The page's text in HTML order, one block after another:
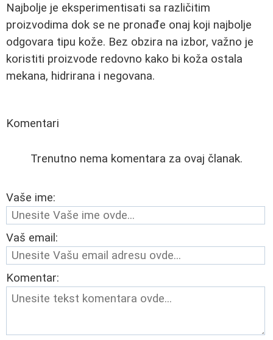
Najbolje je eksperimentisati sa različitim
proizvodima dok se ne pronađe onaj koji najbolje
odgovara tipu kože. Bez obzira na izbor, važno je
koristiti proizvode redovno kako bi koža ostala
mekana, hidrirana i negovana.
Komentari
Trenutno nema komentara za ovaj članak.
Vaše ime:
Vaš email:
Komentar: